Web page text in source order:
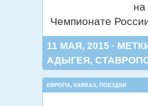
на
Чемпионате
11 МАЯ, 2015 ·
АДЫГЕЯ,
ЕВРОПА, КАВКАЗ, ПОЕЗДКИ